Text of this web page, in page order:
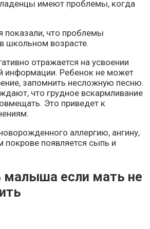
имеют проблемы, когда
показали, что проблемы
школьном возрасте.
отражается на усвоении
информации. Ребенок не может
запомнить несложную песню.
что грудное вскармливание
Это приведет к
аллергию, ангину,
покрове появляется сыпь и
малыша если мать не